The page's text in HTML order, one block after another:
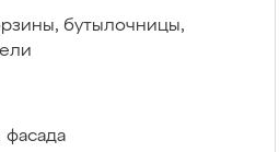
бутылочницы,